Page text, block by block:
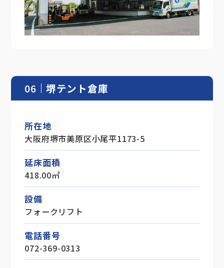
06 堺テント倉庫
所在地
大阪府堺市美原区小尾平1173-5
延床面積
418.00㎡
設備
フォークリフト
電話番号
072-369-0313